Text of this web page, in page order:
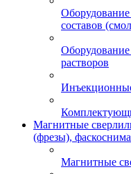
составов
растворов
Магнитные
(фрезы),
Магнитные